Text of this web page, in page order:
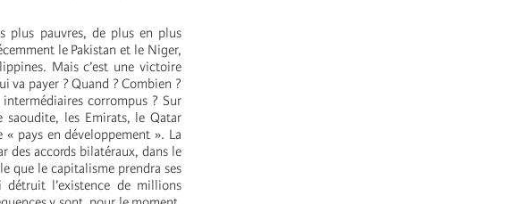
plus pauvres, de plus en plus
le Pakistan et le Niger,
Mais c’est une victoire
va payer ? Quand ? Combien ?
corrompus ? Sur
saoudite, les Emirats, le Qatar
pays en développement ». La
des accords bilatéraux, dans le
que le capitalisme prendra ses
l’existence de millions